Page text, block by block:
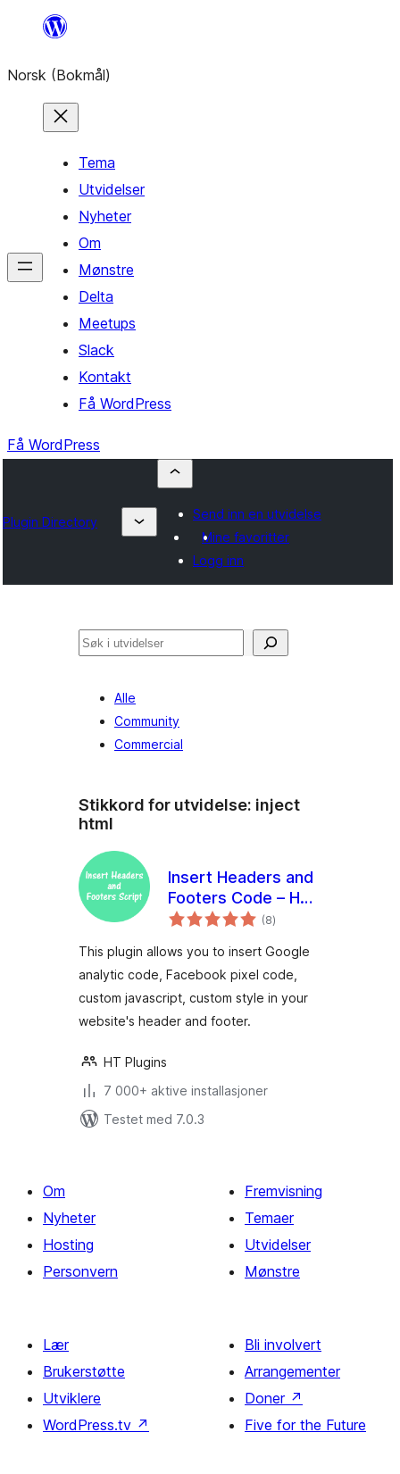
innhold
Norsk (Bokmål)
Tema
Utvidelser
Nyheter
Om
Mønstre
Delta
Meetups
Slack
Kontakt
Få WordPress
Få WordPress
Plugin Directory
Send inn en utvidelse
Mine favoritter
Logg inn
Søk
Alle
Community
Commercial
Stikkord for utvidelse: inject
html
Insert Headers and
Footers Code – HT
Script
(8totale
vurderinger
)
This plugin allows you to insert Google
analytic code, Facebook pixel code,
custom javascript, custom style in your
website's header and footer.
HT Plugins
7 000+ aktive installasjoner
Testet med 7.0.3
Om
Nyheter
Hosting
Personvern
Fremvisning
Temaer
Utvidelser
Mønstre
Lær
Brukerstøtte
Utviklere
WordPress.tv ↗
Bli involvert
Arrangementer
Doner ↗
Five for the Future